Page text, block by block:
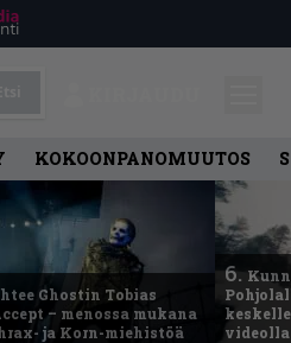
KOKOONPANOMUUTOS
Ghostin Tobias
– menossa mukana
ja Korn-miehistöä
6.